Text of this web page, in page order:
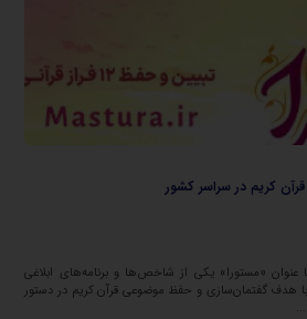
کریم در سراسر کشور
«مستورا» یکی از شاخص‌ها و برنامه‌های ابلاغی
با هدف گفتمان‌سازی و حفظ موضوعی قرآن کریم در دستور